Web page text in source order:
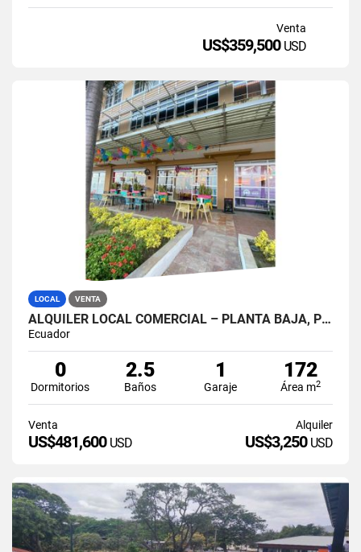
Venta
US$359,500 USD
LOCAL VENTA
ALQUILER LOCAL COMERCIAL – PLANTA BAJA, PUERTO SANTA ANA GUAYAQUIL
Ecuador
0
Dormitorios
2.5
Baños
1
Garaje
172
Área m2
Venta
US$481,600 USD
Alquiler
US$3,250 USD